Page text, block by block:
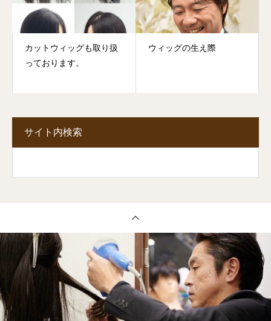
カットウィッグも取り扱
っております。
ウィッグの生え際
サイト内検索